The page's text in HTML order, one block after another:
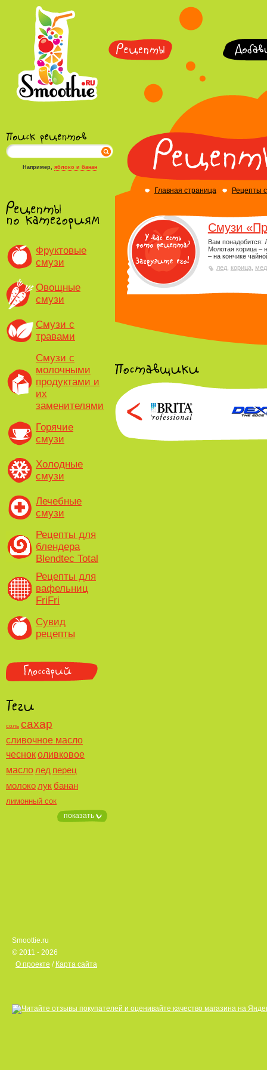
Например, яблоко и банан
Фруктовые
смузи
Овощные
смузи
Смузи с
травами
Смузи с
молочными
продуктами и
их
заменителями
Горячие
смузи
Холодные
смузи
Лечебные
смузи
Рецепты для
блендера
Blendtec Total
Рецепты для
вафельниц
FriFri
Сувид
рецепты
соль сахар
сливочное масло
чесноколивковое
масло лед перец
молоко лук банан
лимонный сок
показать
Главная страница Рецепты
Смузи
Вам понадобится:
Молотая корица –
– на кончике
лед, корица мед
Smoottie.ru
© 2011 - 2026
О проекте / Карта сайта